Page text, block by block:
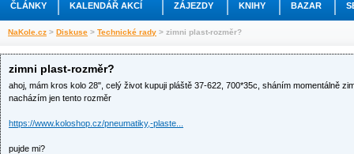
ČLÁNKY KALENDÁŘ AKCÍ ZÁJEZDY KNIHY BAZAR
NaKole.cz > Diskuse > Technické rady > zimni plast-rozměr?
zimni plast-rozměr?
ahoj, mám kros kolo 28", celý život kupuji pláště 37-622, 700*35c, sháním momentálně
nacházím jen tento rozměr
https://www.koloshop.cz/pneumatiky,-plaste...
pujde mi?